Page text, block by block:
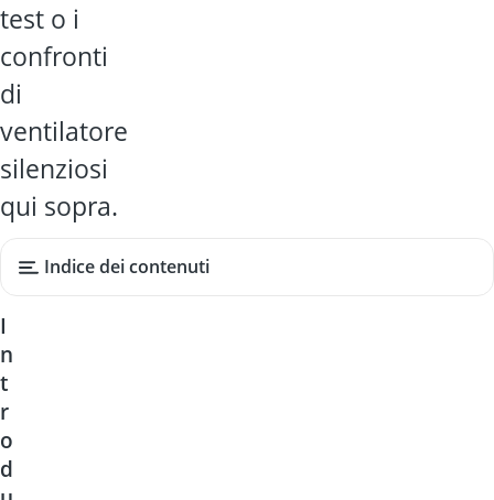
test o i
confronti
di
ventilatore
silenziosi
qui sopra.
Indice dei contenuti
I
n
t
r
o
d